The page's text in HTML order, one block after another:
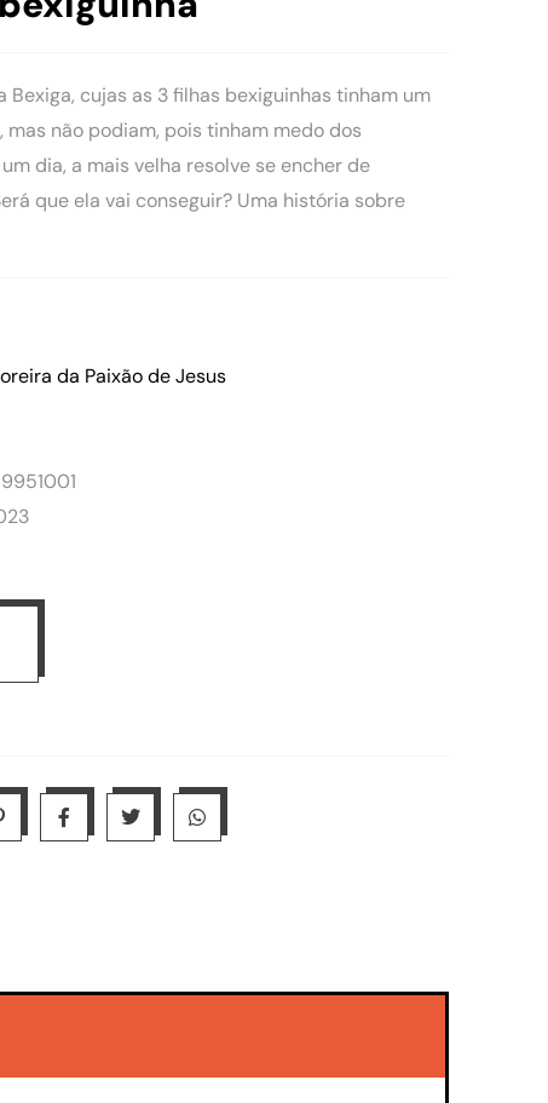
Bexiga, cujas as 3 filhas bexiguinhas tinham um
mas não podiam, pois tinham medo dos
dia, a mais velha resolve se encher de
que ela vai conseguir? Uma história sobre
da Paixão de Jesus